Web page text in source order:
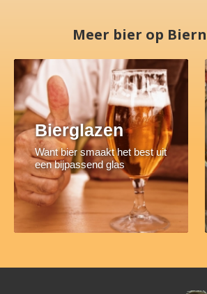
Meer bier op
Bierglazen
Want bier smaakt het best uit
een bijpassend glas